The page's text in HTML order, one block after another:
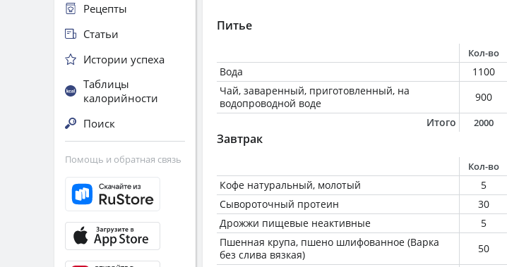
Питье
Кол-во
Вода 1100
Чай, заваренный, приготовленный, на
водопроводной воде
900
Итого
2000
Завтрак
Кол-во
Кофе натуральный, молотый 5
Сывороточный протеин
30
Дрожжи пищевые неактивные
5
Пшенная крупа, пшено шлифованное (Варка
без слива вязкая)
50
Рецепты
Статьи
Истории успеха
Таблицы
калорийности
Поиск
Помощь и обратная связь